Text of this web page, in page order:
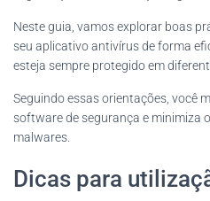
Neste guia, vamos explorar boas
seu aplicativo antivírus de forma
esteja sempre protegido em
Seguindo essas orientações, você
software de segurança e minimiza
malwares.
Dicas para